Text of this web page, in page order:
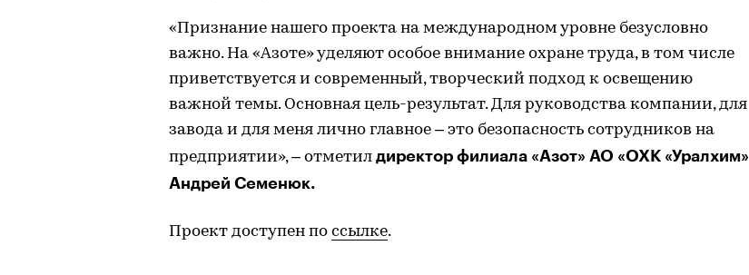
«Признание нашего проекта на международном уровне безусловно
важно. На «Азоте» уделяют особое внимание охране труда, в том числе
приветствуется и современный, творческий подход к освещению
важной темы. Основная цель-результат. Для руководства компании, для
завода и для меня лично главное – это безопасность сотрудников на
предприятии», – отметил директор филиала «Азот» АО «ОХК «Уралхим»
Андрей Семенюк.
Проект доступен по ссылке.